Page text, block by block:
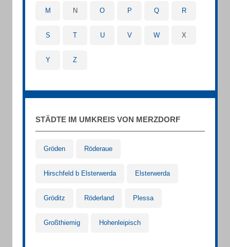
M N O P Q R
S T U V W X
Y Z
STÄDTE IM UMKREIS VON MERZDORF
Gröden Röderaue
Hirschfeld b Elsterwerda Elsterwerda
Gröditz Röderland Plessa
Großthiemig Hohenleipisch